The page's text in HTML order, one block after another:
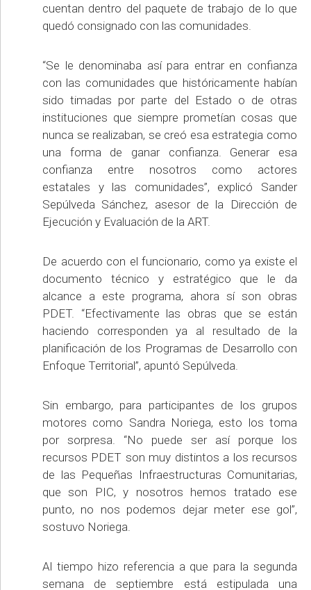
cuentan dentro del paquete de trabajo de lo que
quedó consignado con las comunidades.
“Se le denominaba así para entrar en confianza
con las comunidades que históricamente habían
sido timadas por parte del Estado o de otras
instituciones que siempre prometían cosas que
nunca se realizaban, se creó esa estrategia como
una forma de ganar confianza. Generar esa
confianza entre nosotros como actores
estatales y las comunidades”, explicó Sander
Sepúlveda Sánchez, asesor de la Dirección de
Ejecución y Evaluación de la ART.
De acuerdo con el funcionario, como ya existe el
documento técnico y estratégico que le da
alcance a este programa, ahora sí son obras
PDET. “Efectivamente las obras que se están
haciendo corresponden ya al resultado de la
planificación de los Programas de Desarrollo con
Enfoque Territorial”, apuntó Sepúlveda.
Sin embargo, para participantes de los grupos
motores como Sandra Noriega, esto los toma
por sorpresa. “No puede ser así porque los
recursos PDET son muy distintos a los recursos
de las Pequeñas Infraestructuras Comunitarias,
que son PIC, y nosotros hemos tratado ese
punto, no nos podemos dejar meter ese gol”,
sostuvo Noriega.
Al tiempo hizo referencia a que para la segunda
semana de septiembre está estipulada una